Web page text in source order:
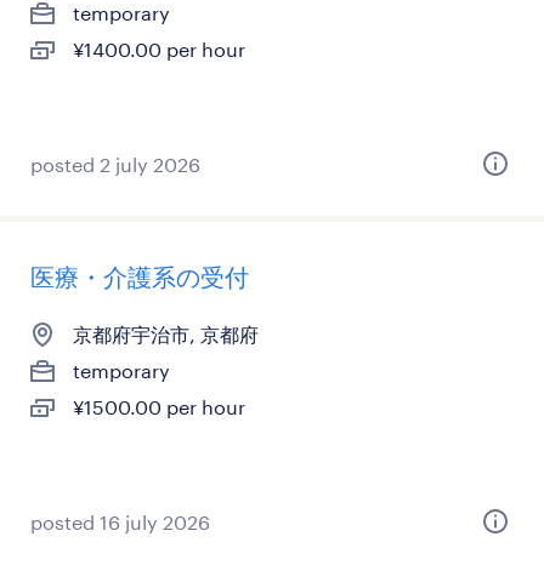
temporary
¥1400.00 per hour
posted 2 july 2026
医療・介護系の受付
京都府宇治市, 京都府
temporary
¥1500.00 per hour
posted 16 july 2026